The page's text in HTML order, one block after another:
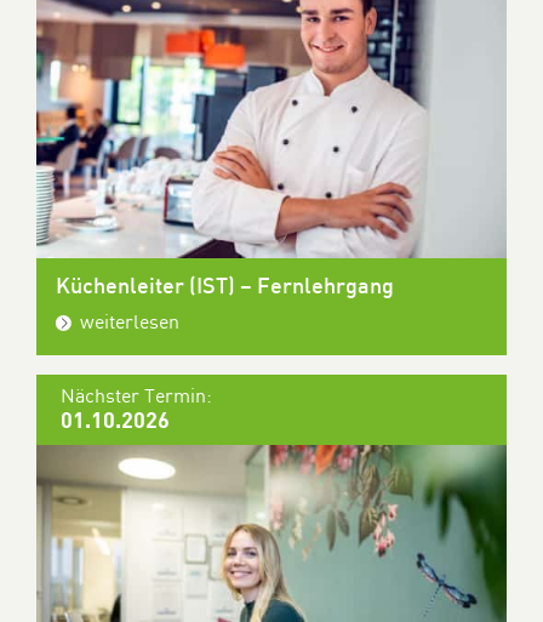
Küchenleiter (IST) – Fernlehrgang
weiterlesen
Nächster Termin:
01.10.2026